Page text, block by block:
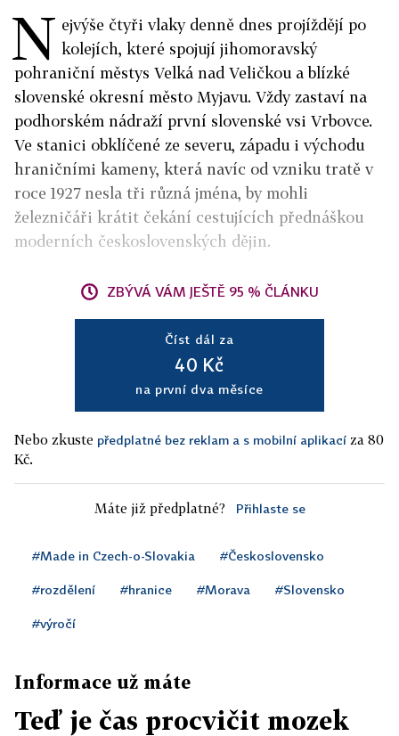
N ejvýše čtyři vlaky denně dnes projíždějí po
kolejích, které spojují jihomoravský
pohraniční městys Velká nad Veličkou a blízké
slovenské okresní město Myjavu. Vždy zastaví na
podhorském nádraží první slovenské vsi Vrbovce.
Ve stanici obklíčené ze severu, západu i východu
hraničními kameny, která navíc od vzniku tratě v
roce 1927 nesla tři různá jména, by mohli
železničáři krátit čekání cestujících přednáškou
moderních československých dějin.
ZBÝVÁ VÁM JEŠTĚ 95 % ČLÁNKU
Číst dál za
40 Kč
na první dva měsíce
Nebo zkuste předplatné bez reklam a s mobilní aplikací za 80
Kč.
Máte již předplatné? Přihlaste se
#Made in Czech-o-Slovakia #Československo
#rozdělení #hranice #Morava #Slovensko
#výročí
Informace už máte
Teď je čas procvičit mozek